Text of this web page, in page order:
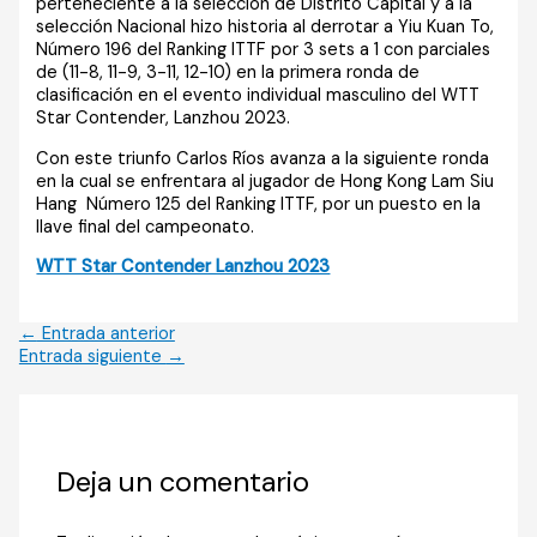
perteneciente a la selección de Distrito Capital y a la
selección Nacional hizo historia al derrotar a Yiu Kuan To,
Número 196 del Ranking ITTF por 3 sets a 1 con parciales
de (11-8, 11-9, 3-11, 12-10) en la primera ronda de
clasificación en el evento individual masculino del WTT
Star Contender, Lanzhou 2023.
Con este triunfo Carlos Ríos avanza a la siguiente ronda
en la cual se enfrentara al jugador de Hong Kong Lam Siu
Hang Número 125 del Ranking ITTF, por un puesto en la
llave final del campeonato.
WTT Star Contender Lanzhou 2023
← Entrada anterior
Entrada siguiente →
Deja un comentario